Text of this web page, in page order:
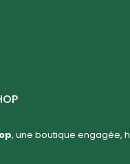
, une boutique engagée,